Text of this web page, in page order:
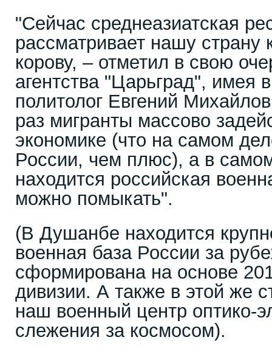
"Сейчас среднеазиатская
рассматривает нашу
корову, – отметил в свою
агентства "Царьград", имея
политолог Евгений
раз мигранты массово
экономике (что на самом
России, чем плюс), а в
находится российская
можно помыкать".
(В Душанбе находится
военная база России за
сформирована на основе
дивизии. А также в этой же
наш военный центр оптико-
слежения за космосом).